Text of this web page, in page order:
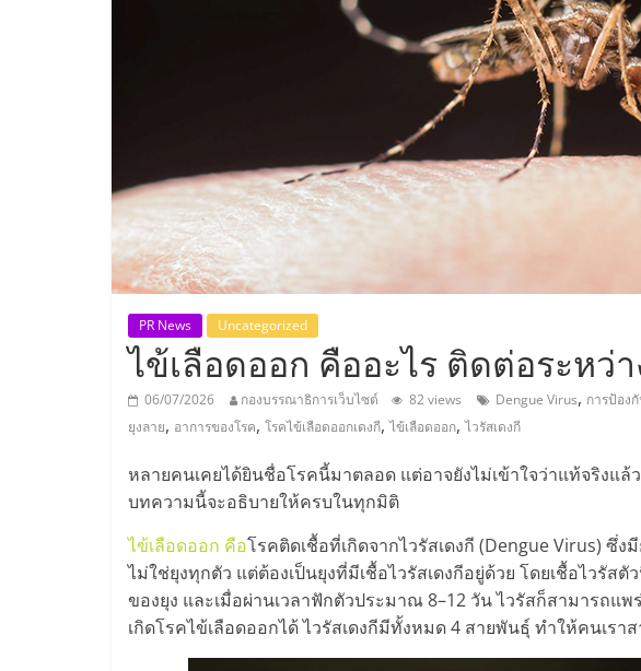
ประเทศไทย,
ThaiSMEsCenter,
รวม
ธุรกิจ
เอ
ส
เอ็
มอี
ไทย,
SMEs,
แฟ
PR News Uncategorized
ไข้เลือดออก คืออะไร ติดต่อระหว่
06/07/2026 กองบรรณาธิการเว็บไซต์ 82 views Dengue Virus, การป้อง
ยุงลาย, อาการของโรค, โรคไข้เลือดออกเดงกี,ไข้เลือดออก,ไวรัสเดงกี
หลายคนเคยได้ยินชื่อโรคนี้มาตลอด แต่อาจยังไม่เข้าใจว่าแท้จริงแล้
บทความนี้จะอธิบายให้ครบในทุกมิติ
ไข้เลือดออก คือโรคติดเชื้อที่เกิดจากไวรัสเดงกี (Dengue Virus) ซึ่
ไม่ใช่ยุงทุกตัว แต่ต้องเป็นยุงที่มีเชื้อไวรัสเดงกีอยู่ด้วย โดยเชื้อไวรัส
ของยุง และเมื่อผ่านเวลาฟักตัวประมาณ 8–12 วัน ไวรัสก็สามารถแ
เกิดโรคไข้เลือดออกได้ ไวรัสเดงกีมีทั้งหมด 4 สายพันธุ์ ทำให้คนเร